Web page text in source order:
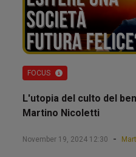
FOCUS
L'utopia del culto del
Martino Nicoletti
November 19, 2024 12:30 -